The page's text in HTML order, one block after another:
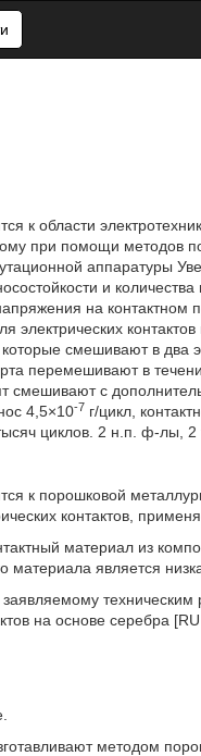
к области
при помощи методов
аппаратуры
и
на контактном
электрических
смешивают в два
перемешивают в
смешивают с
4,5×10-7 г/цикл,
циклов. 2 н.п. ф-лы, 2
к порошковой
контактов,
материал из
материала является
на основе серебра
методом